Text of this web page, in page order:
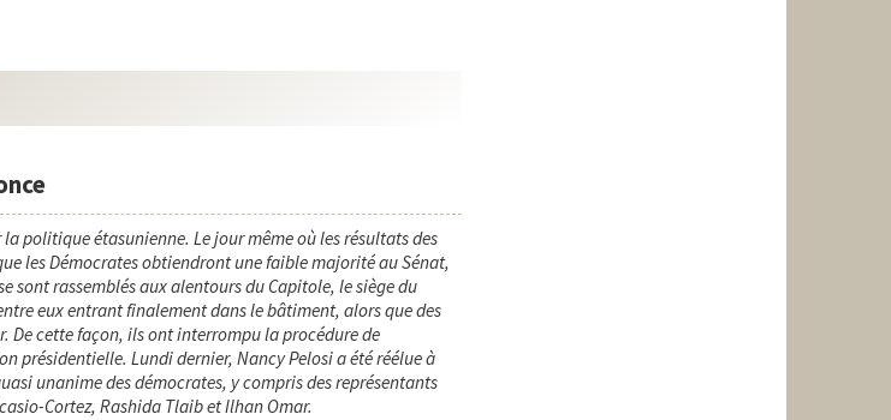
politique étasunienne. Le jour même où les résultats des
les Démocrates obtiendront une faible majorité au Sénat,
sont rassemblés aux alentours du Capitole, le siège du
eux entrant finalement dans le bâtiment, alors que des
De cette façon, ils ont interrompu la procédure de
présidentielle. Lundi dernier, Nancy Pelosi a été réélue à
unanime des démocrates, y compris des représentants
Cortez, Rashida Tlaib et Ilhan Omar.